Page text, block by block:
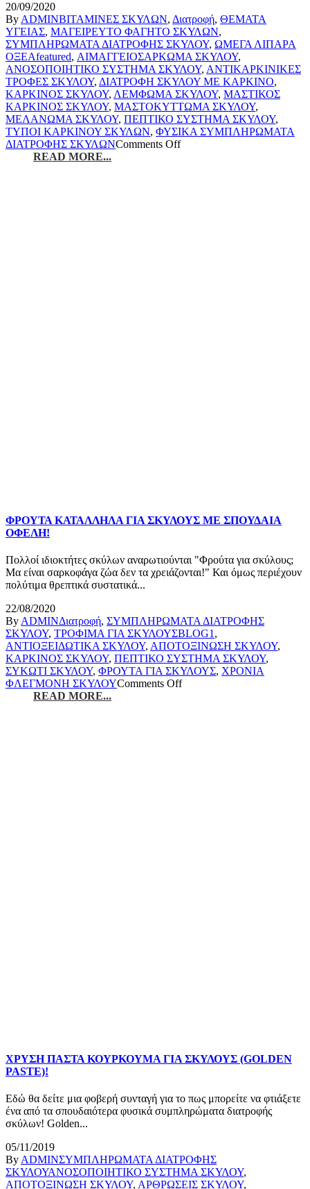
20/09/2020
By ADMINΒΙΤΑΜΙΝΕΣ ΣΚΥΛΩΝ, Διατροφή, ΘΕΜΑΤΑ
ΥΓΕΙΑΣ, ΜΑΓΕΙΡΕΥΤΟ ΦΑΓΗΤΟ ΣΚΥΛΩΝ,
ΣΥΜΠΛΗΡΩΜΑΤΑ ΔΙΑΤΡΟΦΗΣ ΣΚΥΛΟΥ, ΩΜΕΓΑ ΛΙΠΑΡΑ
ΟΞΕΑfeatured, ΑΙΜΑΓΓΕΙΟΣΑΡΚΩΜΑ ΣΚΥΛΟΥ,
ΑΝΟΣΟΠΟΙΗΤΙΚΟ ΣΥΣΤΗΜΑ ΣΚΥΛΟΥ, ΑΝΤΙΚΑΡΚΙΝΙΚΕΣ
ΤΡΟΦΕΣ ΣΚΥΛΟΥ, ΔΙΑΤΡΟΦΗ ΣΚΥΛΟΥ ΜΕ ΚΑΡΚΙΝΟ,
ΚΑΡΚΙΝΟΣ ΣΚΥΛΟΥ, ΛΕΜΦΩΜΑ ΣΚΥΛΟΥ, ΜΑΣΤΙΚΟΣ
ΚΑΡΚΙΝΟΣ ΣΚΥΛΟΥ, ΜΑΣΤΟΚΥΤΤΩΜΑ ΣΚΥΛΟΥ,
ΜΕΛΑΝΩΜΑ ΣΚΥΛΟΥ, ΠΕΠΤΙΚΟ ΣΥΣΤΗΜΑ ΣΚΥΛΟΥ,
ΤΥΠΟΙ ΚΑΡΚΙΝΟΥ ΣΚΥΛΩΝ, ΦΥΣΙΚΑ ΣΥΜΠΛΗΡΩΜΑΤΑ
ΔΙΑΤΡΟΦΗΣ ΣΚΥΛΩΝComments Off
READ MORE...
ΦΡΟΥΤΑ ΚΑΤΑΛΛΗΛΑ ΓΙΑ ΣΚΥΛΟΥΣ ΜΕ ΣΠΟΥΔΑΙΑ
ΟΦΕΛΗ!
Πολλοί ιδιοκτήτες σκύλων αναρωτιούνται "Φρούτα για σκύλους;
Μα είναι σαρκοφάγα ζώα δεν τα χρειάζονται!" Και όμως περιέχουν
πολύτιμα θρεπτικά συστατικά...
22/08/2020
By ADMINΔιατροφή, ΣΥΜΠΛΗΡΩΜΑΤΑ ΔΙΑΤΡΟΦΗΣ
ΣΚΥΛΟΥ, ΤΡΟΦΙΜΑ ΓΙΑ ΣΚΥΛΟΥΣBLOG1 ,
ΑΝΤΙΟΞΕΙΔΩΤΙΚΑ ΣΚΥΛΟΥ, ΑΠΟΤΟΞΙΝΩΣΗ ΣΚΥΛΟΥ,
ΚΑΡΚΙΝΟΣ ΣΚΥΛΟΥ, ΠΕΠΤΙΚΟ ΣΥΣΤΗΜΑ ΣΚΥΛΟΥ,
ΣΥΚΩΤΙ ΣΚΥΛΟΥ, ΦΡΟΥΤΑ ΓΙΑ ΣΚΥΛΟΥΣ, ΧΡΟΝΙΑ
ΦΛΕΓΜΟΝΗ ΣΚΥΛΟΥComments Off
READ MORE...
ΧΡΥΣΗ ΠΑΣΤΑ ΚΟΥΡΚΟΥΜΑ ΓΙΑ ΣΚΥΛΟΥΣ (GOLDEN
PASTE)!
Εδώ θα δείτε μια φοβερή συνταγή για το πως μπορείτε να φτιάξετε
ένα από τα σπουδαιότερα φυσικά συμπληρώματα διατροφής
σκύλων! Golden...
05/11/2019
By ADMINΣΥΜΠΛΗΡΩΜΑΤΑ ΔΙΑΤΡΟΦΗΣ
ΣΚΥΛΟΥΑΝΟΣΟΠΟΙΗΤΙΚΟ ΣΥΣΤΗΜΑ ΣΚΥΛΟΥ,
ΑΠΟΤΟΞΙΝΩΣΗ ΣΚΥΛΟΥ, ΑΡΘΡΩΣΕΙΣ ΣΚΥΛΟΥ,